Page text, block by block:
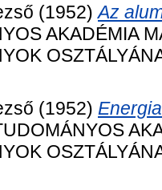
(1952)Az
AKADÉMIA
(1952)